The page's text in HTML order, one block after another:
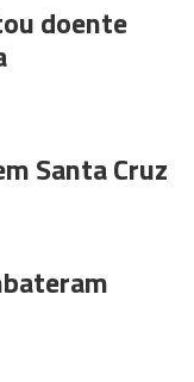
doente
Santa Cruz